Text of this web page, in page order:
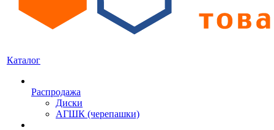
Каталог
Распродажа
Диски
АГШК (черепашки)